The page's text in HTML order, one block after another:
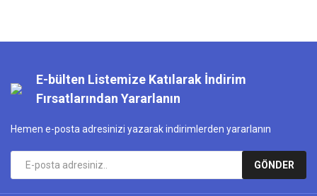
E-bülten Listemize Katılarak İndirim
Fırsatlarından Yararlanın
Hemen e-posta adresinizi yazarak indirimlerden yararlanın
GÖNDER